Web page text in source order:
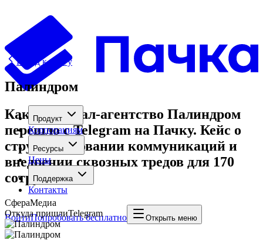
Продукт
Корпорациям
Ресурсы
Цены
Поддержка
Контакты
ВойтиПопробовать бесплатно Открыть меню
Назад к блогу
Палиндром
Как диджитал-агентство Палиндром
перешло с Telegram на Пачку. Кейс о
структурировании коммуникаций и
внедрении сквозных тредов для 170
сотрудников
СфераМедиа
Откуда пришлиTelegram